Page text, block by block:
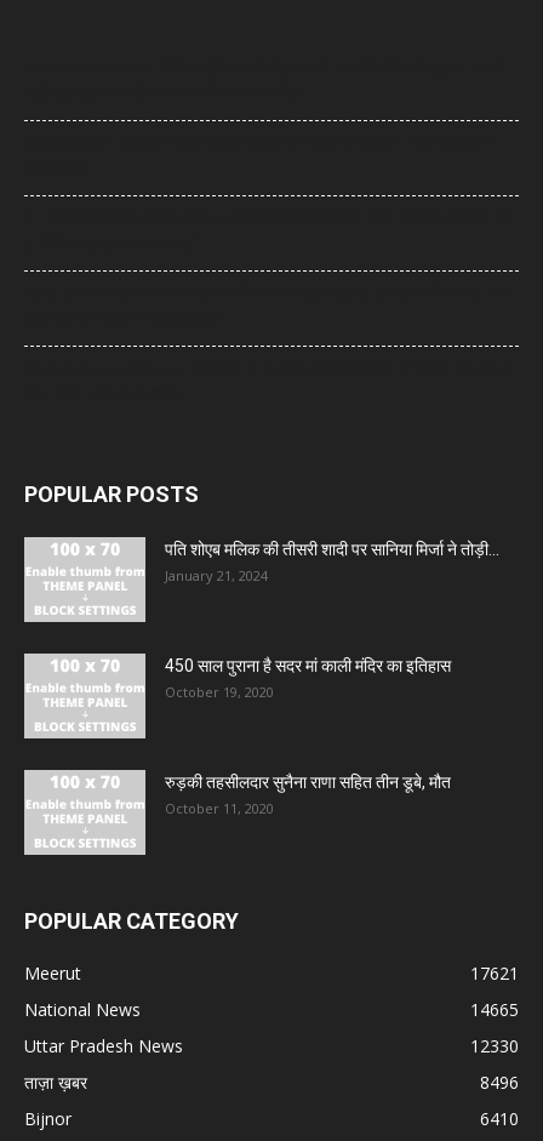
POPULAR POSTS
पति शोएब मलिक की तीसरी शादी पर सानिया मिर्जा ने तोड़ी...
January 21, 2024
450 साल पुराना है सदर मां काली मंदिर का इतिहास
October 19, 2020
रुड़की तहसीलदार सुनैना राणा सहित तीन डूबे, मौत
October 11, 2020
POPULAR CATEGORY
Meerut
17621
National News
14665
Uttar Pradesh News
12330
ताज़ा ख़बर
8496
Bijnor
6410